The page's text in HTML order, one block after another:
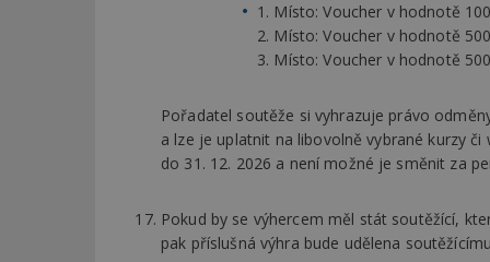
1. Místo: Voucher v hodnotě
2. Místo: Voucher v hodnotě
3. Místo: Voucher v hodnotě
Pořadatel soutěže si vyhrazuje právo
a lze je uplatnit na libovolně vybrané kurzy
do 31. 12. 2026 a není možné je směnit za
Pokud by se výhercem měl stát soutěžící,
pak příslušná výhra bude udělena
Název
_dc_gtm_UA-
id